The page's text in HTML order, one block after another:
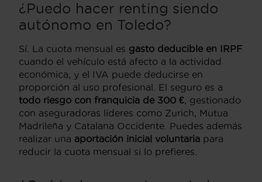
¿Puedo hacer renting siendo
autónomo en Toledo?
Sí. La cuota mensual es gasto deducible en IRPF
cuando el vehículo está afecto a la actividad
económica, y el IVA puede deducirse en
proporción al uso profesional. El seguro es a
todo riesgo con franquicia de 300 €, gestionado
con aseguradoras líderes como Zurich, Mutua
Madrileña y Catalana Occidente. Puedes además
realizar una aportación inicial voluntaria para
reducir la cuota mensual si lo prefieres.